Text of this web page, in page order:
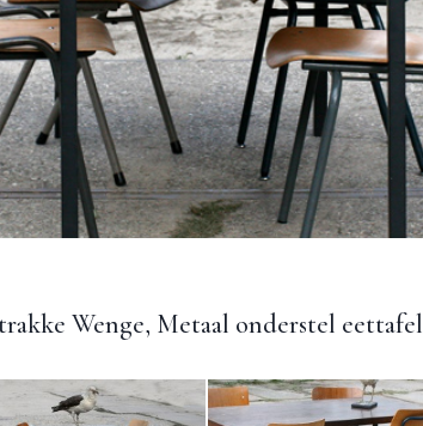
Wenge, Metaal onderstel eettafel